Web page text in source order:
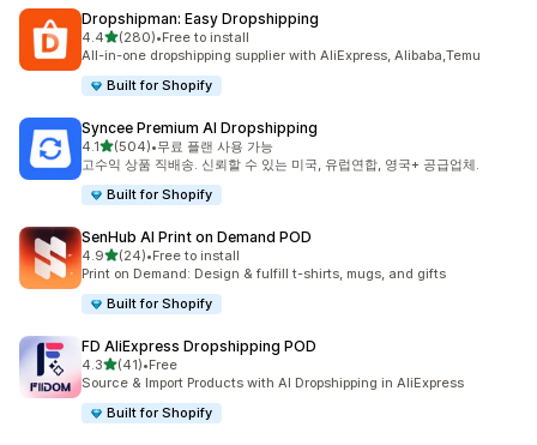
Dropshipman: Easy Dropshipping
4.4별 5개 중
(280)
총 리뷰 280개
•Free to install
All-in-one dropshipping supplier with AliExpress, Alibaba,Temu
Built for Shopify
Syncee Premium AI Dropshipping
4.1별 5개 중
(504)
총 리뷰 504개
•무료 플랜 사용 가능
고수익 상품 직배송. 신뢰할 수 있는 미국, 유럽연합, 영국+ 공급업체.
Built for Shopify
SenHub AI Print on Demand POD
4.9별 5개 중
(24)
총 리뷰 24개
•Free to install
Print on Demand: Design & fulfill t-shirts, mugs, and gifts
Built for Shopify
FD AliExpress Dropshipping POD
4.3별 5개 중
(41)
총 리뷰 41개
•Free
Source & Import Products with AI Dropshipping in AliExpress
Built for Shopify